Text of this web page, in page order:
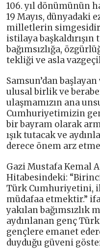
106. yıl dönümünün
19 Mayıs, dünyadaki
milletlerin
istilaya başkaldırışın
bağımsızlığa,
tekliği ve asla
Samsun’dan
ulusal birlik ve
ulaşmamızın ana
Cumhuriyetimizin
bir bayram olarak
ışık tutacak ve
derece önem arz
Gazi Mustafa Kemal
Hitabesindeki:
Türk Cumhuriyetini,
müdafaa etmektir.”
yakılan bağımsızlık
aydınlanan genç
gençlere emanet
duyduğu güveni